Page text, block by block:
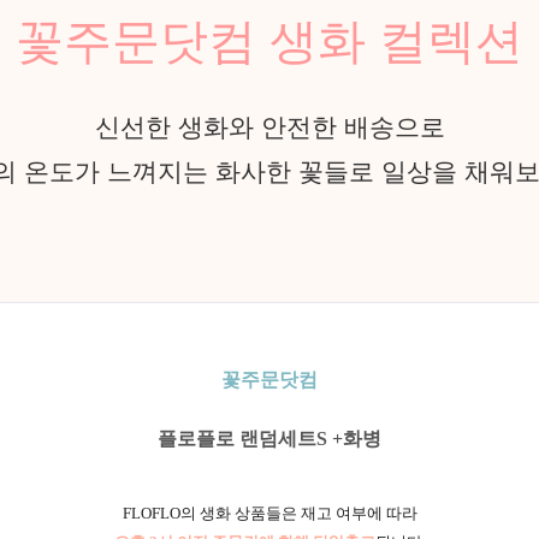
꽃주문닷컴 생화 컬렉션
신선한 생화와 안전한 배송으로
온도가 느껴지는 화사한 꽃들로 일상을 채워
꽃주문닷컴
플로플로 랜덤세트S +화병
FLOFLO의 생화 상품들은 재고 여부에 따라